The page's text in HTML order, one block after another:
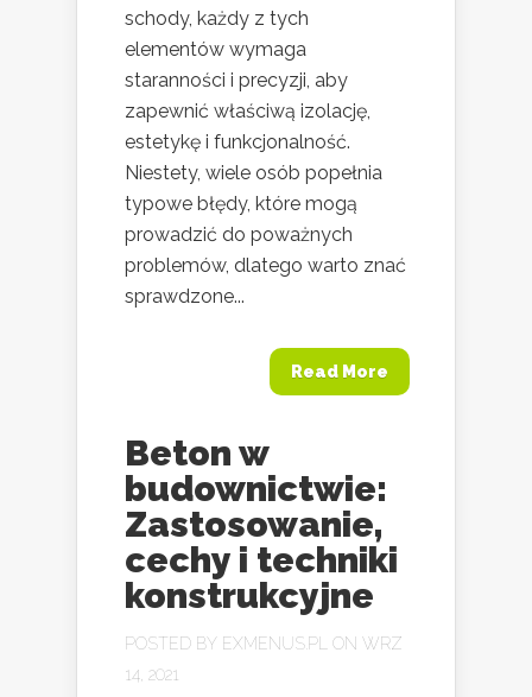
schody, każdy z tych
elementów wymaga
staranności i precyzji, aby
zapewnić właściwą izolację,
estetykę i funkcjonalność.
Niestety, wiele osób popełnia
typowe błędy, które mogą
prowadzić do poważnych
problemów, dlatego warto znać
sprawdzone...
Read More
Beton w
budownictwie:
Zastosowanie,
cechy i techniki
konstrukcyjne
POSTED BY EXMENUS.PL
ON WRZ
14, 2021